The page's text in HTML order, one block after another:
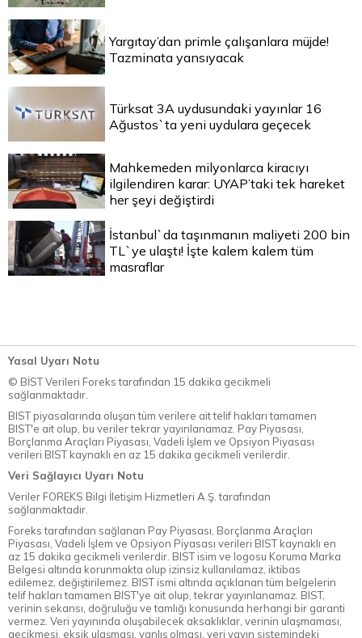
Yargıtay’dan primle çalışanlara müjde!
Tazminata yansıyacak
Türksat 3A uydusundaki yayınlar 16
Ağustos`ta yeni uydulara geçecek
Mahkemeden milyonlarca kiracıyı
ilgilendiren karar: UYAP’taki tek hareket
her şeyi değiştirdi
İstanbul`da taşınmanın maliyeti 200 bin
TL`ye ulaştı! İşte kalem kalem tüm
masraflar
Yasal Uyarı Notu
© BİST Verileri Foreks tarafından 15 dakika gecikmeli
sağlanmaktadır.
BIST piyasalarında oluşan tüm verilere ait telif hakları tamamen
BIST'e ait olup, bu veriler tekrar yayınlanamaz. Pay Piyasası,
Borçlanma Araçları Piyasası, Vadeli İşlem ve Opsiyon Piyasası
verileri BIST kaynaklı en az 15 dakika gecikmeli verilerdir.
Veri Sağlayıcı Uyarı Notu
Veriler FOREKS Bilgi İletişim Hizmetleri A.Ş. tarafından
sağlanmaktadır.
Foreks tarafından sağlanan Pay Piyasası, Borçlanma Araçları
Piyasası, Vadeli İşlem ve Opsiyon Piyasası verileri BIST kaynaklı en
az 15 dakika gecikmeli verilerdir. BIST isim ve logosu Koruma Marka
Belgesi altında korunmakta olup izinsiz kullanılamaz, iktibas
edilemez, değiştirilemez. BIST ismi altında açıklanan tüm belgelerin
telif hakları tamamen BIST'ye ait olup, tekrar yayınlanamaz. BIST,
verinin sekansı, doğruluğu ve tamlığı konusunda herhangi bir garanti
vermez. Veri yayınında oluşabilecek aksaklıklar, verinin ulaşmaması,
gecikmesi, eksik ulaşması, yanlış olması, veri yayın sistemindeki